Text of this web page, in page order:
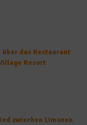
das Restaurant
Resort
zwischen Limonen